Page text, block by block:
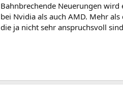
Bahnbrechende Neuerungen
bei Nvidia als auch AMD. Mehr
die ja nicht sehr anspruchsvoll